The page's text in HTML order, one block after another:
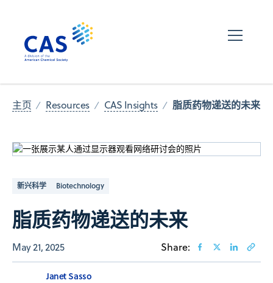
主页 Resources CAS Insights 脂质药物递送的未来
新兴科学 Biotechnology
脂质药物递送的未来
May 21, 2025 Share:
Janet Sasso